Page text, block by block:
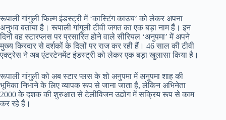
रूपाली गांगुली फिल्म इंडस्ट्री में ‘कास्टिंग काउच’ को लेकर अपना
अनुभव बताया है। रूपाली गांगुली टीवी जगत का एक बड़ा नाम हैं। इन
दिनों वह स्टारप्लस पर प्रसारित होने वाले सीरियल ‘अनुपमा’ में अपने
मुख्य किरदार से दर्शकों के दिलों पर राज कर रही हैं। 46 साल की टीवी
एक्ट्रेस ने अब एंटरटेनमेंट इंडस्ट्री को लेकर एक बड़ा खुलासा किया है।
रूपाली गांगुली को अब स्टार प्लस के शो अनुपमा में अनुपमा शाह की
भूमिका निभाने के लिए व्यापक रूप से जाना जाता है, लेकिन अभिनेता
2000 के दशक की शुरुआत से टेलीविजन उद्योग में सक्रिय रूप से काम
कर रहे हैं।